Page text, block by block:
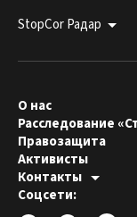
StopCor Радар
О нас
Расследование
Правозащита
Активисты
Контакты
Горячая линия:
Редакция СтопКора:
Соцсети: